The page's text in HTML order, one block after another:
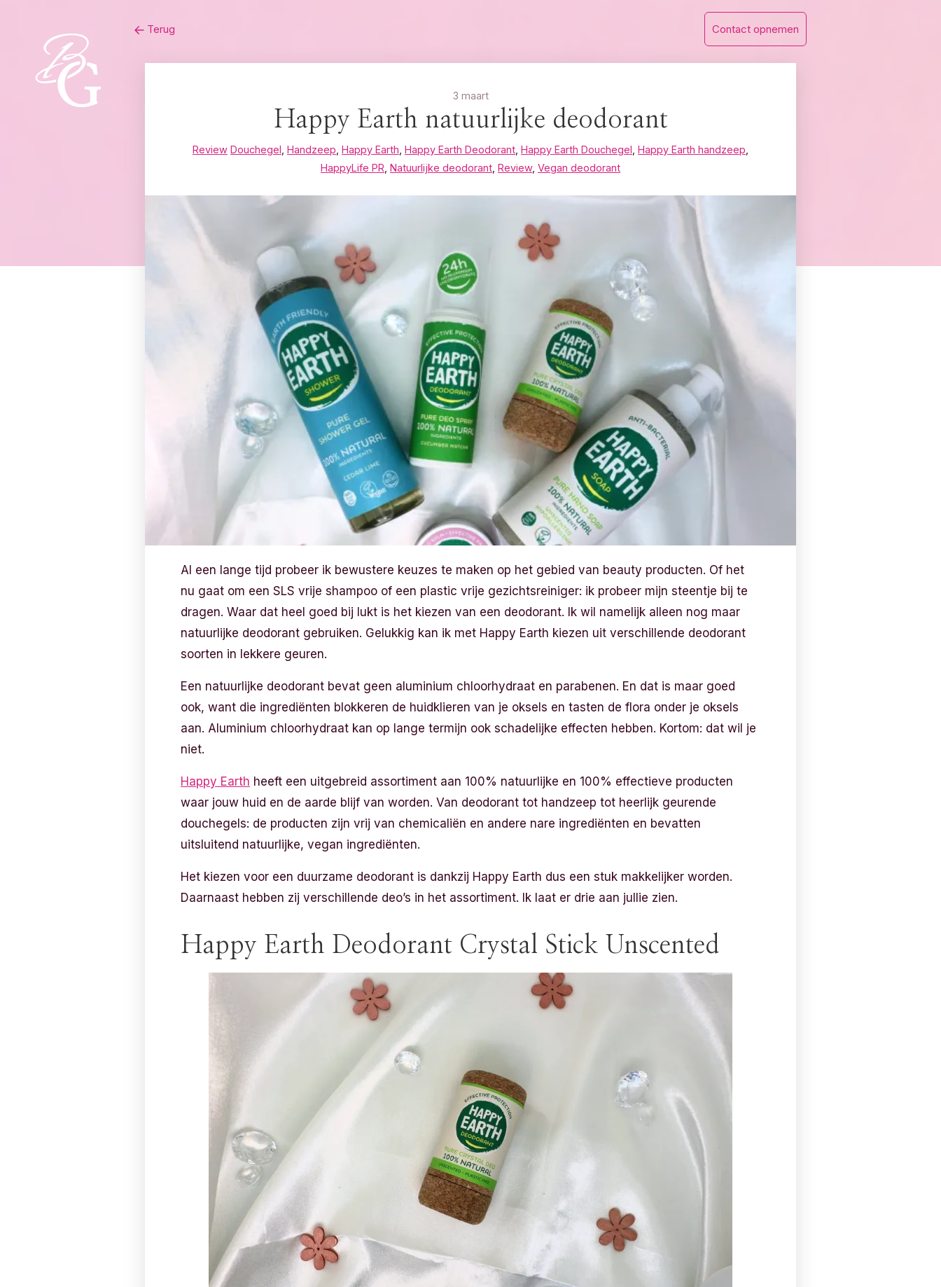
Terug Contact opnemen
3 maart
Happy Earth natuurlijke deodorant
Review Douchegel Handzeep Happy Earth Happy Earth Deodorant Happy Earth Douchegel Happy Earth handzeep
HappyLife PR Natuurlijke deodorant Review, Vegan deodorant
Al een lange tijd probeer ik bewustere keuzes te maken op het gebied van beauty producten. Of het
nu gaat om een SLS vrije shampoo of een plastic vrije gezichtsreiniger: ik probeer mijn steentje bij te
dragen. Waar dat heel goed bij lukt is het kiezen van een deodorant. Ik wil namelijk alleen nog maar
natuurlijke deodorant gebruiken. Gelukkig kan ik met Happy Earth kiezen uit verschillende deodorant
soorten in lekkere geuren.
Een natuurlijke deodorant bevat geen aluminium chloorhydraat en parabenen. En dat is maar goed
ook, want die ingrediënten blokkeren de huidklieren van je oksels en tasten de flora onder je oksels
aan. Aluminium chloorhydraat kan op lange termijn ook schadelijke effecten hebben. Kortom: dat wil je
niet.
Happy Earth heeft een uitgebreid assortiment aan 100% natuurlijke en 100% effectieve producten
waar jouw huid en de aarde blijf van worden. Van deodorant tot handzeep tot heerlijk geurende
douchegels: de producten zijn vrij van chemicaliën en andere nare ingrediënten en bevatten
uitsluitend natuurlijke, vegan ingrediënten.
Het kiezen voor een duurzame deodorant is dankzij Happy Earth dus een stuk makkelijker worden.
Daarnaast hebben zij verschillende deo’s in het assortiment. Ik laat er drie aan jullie zien.
Happy Earth Deodorant Crystal Stick Unscented